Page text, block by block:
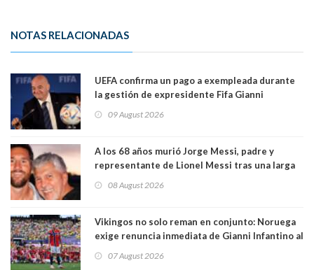
NOTAS RELACIONADAS
UEFA confirma un pago a exempleada durante
la gestión de expresidente Fifa Gianni
relación sentimental
09 August 2026
A los 68 años murió Jorge Messi, padre y
representante de Lionel Messi tras una larga
08 August 2026
Vikingos no solo reman en conjunto: Noruega
exige renuncia inmediata de Gianni Infantino al
07 August 2026